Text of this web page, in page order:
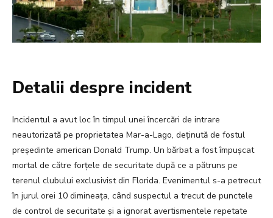
Detalii despre incident
Incidentul a avut loc în timpul unei încercări de intrare
neautorizată pe proprietatea Mar-a-Lago, deținută de fostul
președinte american Donald Trump. Un bărbat a fost împușcat
mortal de către forțele de securitate după ce a pătruns pe
terenul clubului exclusivist din Florida. Evenimentul s-a petrecut
în jurul orei 10 dimineața, când suspectul a trecut de punctele
de control de securitate și a ignorat avertismentele repetate